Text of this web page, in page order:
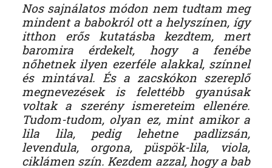
Nos sajnálatos módon nem tudtam meg
mindent a babokról ott a helyszínen, így
itthon erős kutatásba kezdtem, mert
baromira érdekelt, hogy a fenébe
nőhetnek ilyen ezerféle alakkal, színnel
és mintával. És a zacskókon szereplő
megnevezések is felettébb gyanúsak
voltak a szerény ismereteim ellenére.
Tudom-tudom, olyan ez, mint amikor a
lila lila, pedig lehetne padlizsán,
levendula, orgona, püspök-lila, viola,
ciklámen szín. Kezdem azzal, hogy a bab